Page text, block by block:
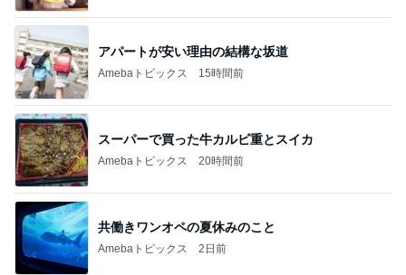
アパートが安い理由の結構な坂道
Amebaトピックス 15時間前
スーパーで買った牛カルビ重とスイカ
Amebaトピックス 20時間前
共働きワンオペの夏休みのこと
Amebaトピックス 2日前